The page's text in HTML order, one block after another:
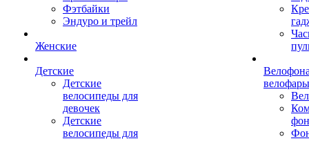
Фэтбайки
Эндуро и трейл
Женские
Детские
Детские
велосипеды для
девочек
Детские
велосипеды для
велофары